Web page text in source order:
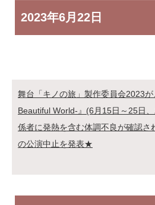
2023年6月22日
舞台「キノの旅」製作委員会2023
Beautiful World-』(6月15日～25日
係者に発熱を含む体調不良が確認
の公演中止を発表★